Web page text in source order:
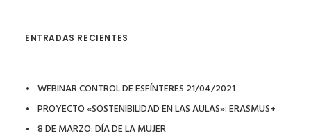
ENTRADAS RECIENTES
WEBINAR CONTROL DE ESFÍNTERES 21/04/2021
PROYECTO «SOSTENIBILIDAD EN LAS AULAS»: ERASMUS+
8 DE MARZO: DÍA DE LA MUJER